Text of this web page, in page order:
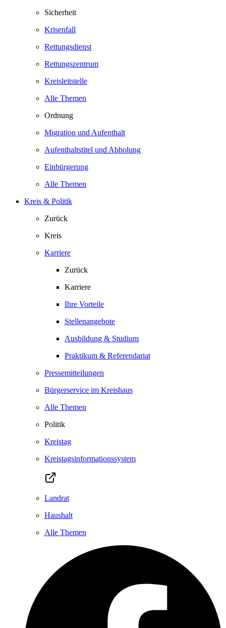
Sicherheit
Krisenfall
Rettungsdienst
Rettungszentrum
Kreisleitstelle
Alle Themen
Ordnung
Migration und Aufenthalt
Aufenthaltstitel und Abholung
Einbürgerung
Alle Themen
Kreis & Politik
Zurück
Kreis
Karriere
Zurück
Karriere
Ihre Vorteile
Stellenangebote
Ausbildung & Studium
Praktikum & Referendariat
Pressemitteilungen
Bürgerservice im Kreishaus
Alle Themen
Politik
Kreistag
Kreistagsinformationssystem
Landrat
Haushalt
Alle Themen